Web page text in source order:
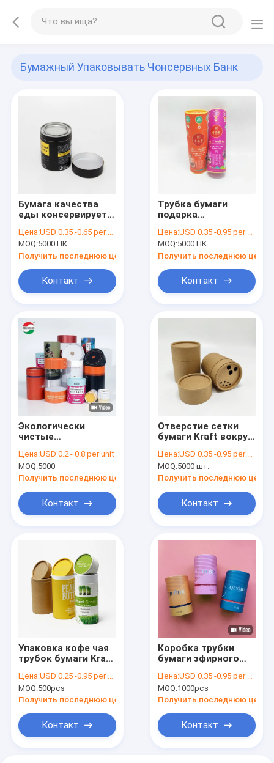
Бумажный Упаковывать Чонсервных Банк
Бумага качества
еды консервирует
Цена:USD 0.35 -0.65 per unit
MOQ:5000 ПК
Получить последнюю цену
Контакт
Трубка бумаги
подарка
заказ цилиндра
Biodegradable для
свободной
упаковки кофе чая
Цена:USD 0.35 -0.95 per unit
MOQ:5000 ПК
Получить последнюю цену
Контакт
Экологически
чистые
чайные упаковки
Цена:USD 0.2 - 0.8 per unit
MOQ:5000
Получить последнюю цену
Контакт
Отверстие сетки
бумаги Kraft вокруг
трубки упаковывая
свободного
Цена:USD 0.35 -0.95 per unit
MOQ:5000 шт.
Получить последнюю цену
Контакт
Упаковка кофе чая
трубок бумаги Kraft
еды
Цена:USD 0.25 -0.95 per unit
MOQ:500pcs
Получить последнюю цену
Контакт
Коробка трубки
бумаги эфирного
изготовленных на
заказ роскошных
духов упаковывая
Цена:USD 0.35 -0.95 per unit
MOQ:1000pcs
Получить последнюю цену
Контакт